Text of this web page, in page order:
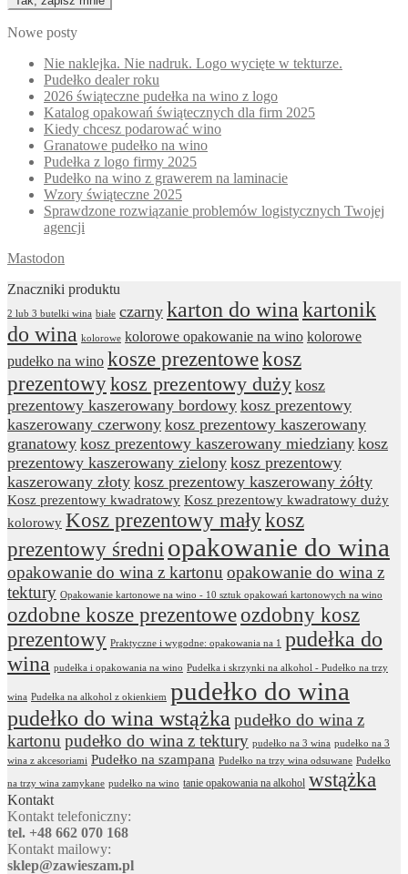
Nowe posty
Nie naklejka. Nie nadruk. Logo wycięte w tekturze.
Pudełko dealer roku
2026 świąteczne pudełka na wino z logo
Katalog opakowań świątecznych dla firm 2025
Kiedy chcesz podarować wino
Granatowe pudełko na wino
Pudełka z logo firmy 2025
Pudełko na wino z grawerem na laminacie
Wzory świąteczne 2025
Sprawdzone rozwiązanie problemów logistycznych Twojej
agencji
Mastodon
Znaczniki produktu
2 lub 3 butelki wina białe czarny karton do wina kartonik
do wina kolorowe kolorowe opakowanie na wino kolorowe
pudełko na wino kosze prezentowekosz
prezentowykosz prezentowy duży kosz
prezentowy kaszerowany bordowy kosz prezentowy
kaszerowany czerwony kosz prezentowy kaszerowany
granatowy kosz prezentowy kaszerowany miedziany kosz
prezentowy kaszerowany zielony kosz prezentowy
kaszerowany złoty kosz prezentowy kaszerowany żółty
Kosz prezentowy kwadratowy Kosz prezentowy kwadratowy duży
kolorowy Kosz prezentowy małykosz
prezentowy średni opakowanie do wina
opakowanie do wina z kartonu opakowanie do wina z
tektury Opakowanie kartonowe na wino - 10 sztuk opakowań kartonowych na wino
ozdobne kosze prezentoweozdobny kosz
prezentowy Praktyczne i wygodne: opakowania na 1
pudełka do
wina pudełka i opakowania na wino Pudełka i skrzynki na alkohol - Pudełko na trzy
wina Pudełka na alkohol z okienkiem pudełko do wina
pudełko do wina wstążka pudełko do wina z
kartonu pudełko do wina z tektury pudełko na 3 wina pudełko na 3
wina z akcesoriami Pudełko na szampana Pudełko na trzy wina odsuwane Pudełko
na trzy wina zamykane pudełko na wino tanie opakowania na alkohol wstążka
Kontakt
Kontakt telefoniczny:
tel. +48 662 070 168
Kontakt mailowy:
sklep@zawieszam.pl